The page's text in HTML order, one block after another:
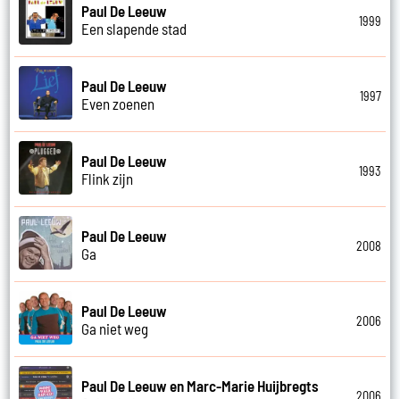
Paul De Leeuw
Een slapende stad
1999
Paul De Leeuw
Even zoenen
1997
Paul De Leeuw
Flink zijn
1993
Paul De Leeuw
Ga
2008
Paul De Leeuw
Ga niet weg
2006
Paul De Leeuw en Marc-Marie Huijbregts
2006